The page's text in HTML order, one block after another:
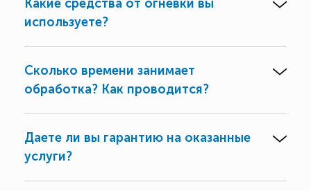
Какие средства от огневки вы
используете?
Сколько времени занимает
обработка? Как проводится?
Даете ли вы гарантию на оказанные
услуги?